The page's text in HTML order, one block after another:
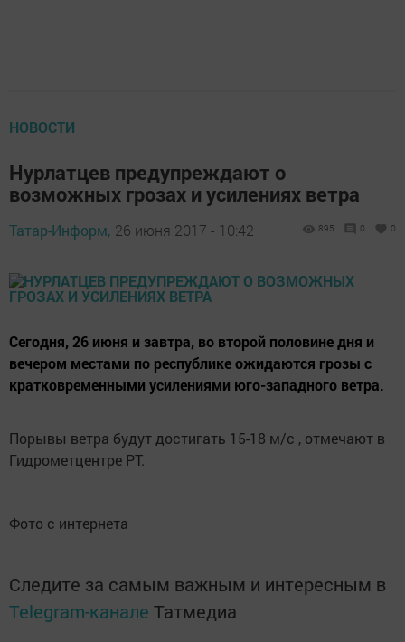
НОВОСТИ
Нурлатцев предупреждают о
возможных грозах и усилениях ветра
Татар-Информ, 26 июня 2017 - 10:42 895 0 0
Сегодня, 26 июня и завтра, во второй половине дня и
вечером местами по республике ожидаются грозы с
кратковременными усилениями юго-западного ветра.
Порывы ветра будут достигать 15-18 м/с , отмечают в
Гидрометцентре РТ.
Фото с интернета
Следите за самым важным и интересным в
Telegram-канале Татмедиа